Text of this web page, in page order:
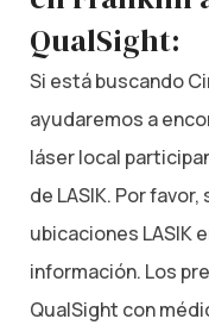
QualSight:
Si está buscando
ayudaremos a
láser local
de LASIK. Por
ubicaciones LASIK
información. Los
QualSight con